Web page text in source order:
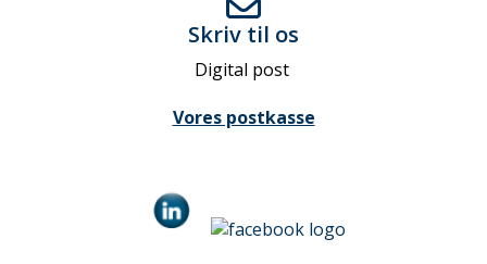
Skriv til os
Digital post
Vores postkasse